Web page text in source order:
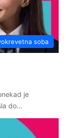
soba
je
do…